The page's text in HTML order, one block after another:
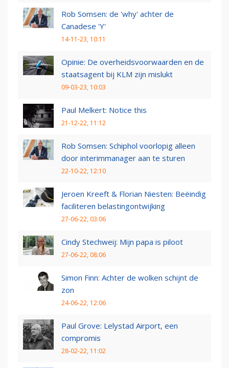
Rob Somsen: de 'why' achter de
Canadese 'Y'
14-11-23, 10:11
Opinie: De overheidsvoorwaarden en de
staatsagent bij KLM zijn mislukt
09-03-23, 10:03
Paul Melkert: Notice this
21-12-22, 11:12
Rob Somsen: Schiphol voorlopig alleen
door interimmanager aan te sturen
22-10-22, 12:10
Jeroen Kreeft & Florian Niesten: Beëindig
faciliteren belastingontwijking
27-06-22, 03:06
Cindy Stechweij: Mijn papa is piloot
27-06-22, 08:06
Simon Finn: Achter de wolken schijnt de
zon
24-06-22, 12:06
Paul Grove: Lelystad Airport, een
compromis
28-02-22, 11:02